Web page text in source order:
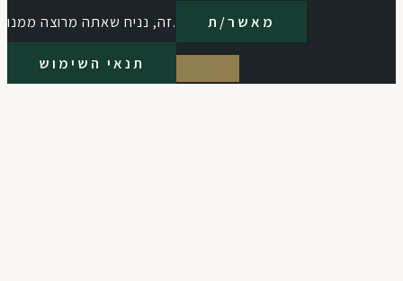
זה, נניח שאתה מרוצה ממנו.
מאשר/ת
תנאי השימוש